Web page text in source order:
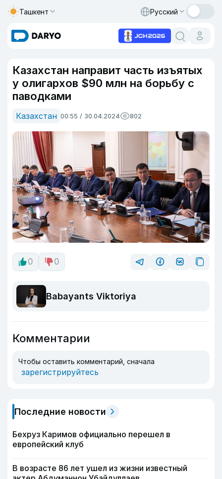
Ташкент Русский
Казахстан направит часть изъятых
у олигархов $90 млн на борьбу с
паводками
Казахстан 00:55 / 30.04.2024 802
0 0
Babayants Viktoriya
Комментарии
Чтобы оставить комментарий, сначала
зарегистрируйтесь
Последние новости
Бехруз Каримов официально перешел в
европейский клуб
В возрасте 86 лет ушел из жизни известный